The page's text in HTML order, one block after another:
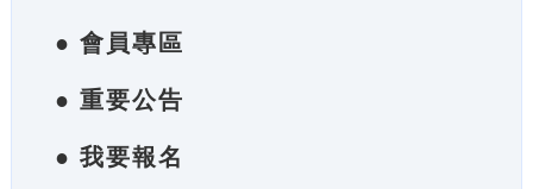
● 會員專區
● 重要公告
● 我要報名